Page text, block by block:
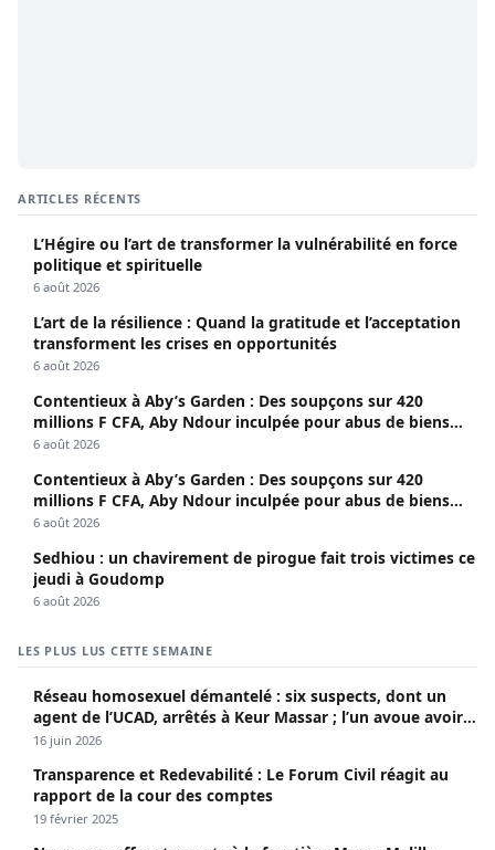
ARTICLES RÉCENTS
L’Hégire ou l’art de transformer la vulnérabilité en force
politique et spirituelle
6 août 2026
L’art de la résilience : Quand la gratitude et l’acceptation
transforment les crises en opportunités
6 août 2026
Contentieux à Aby’s Garden : Des soupçons sur 420
millions F CFA, Aby Ndour inculpée pour abus de biens
sociaux
6 août 2026
Contentieux à Aby’s Garden : Des soupçons sur 420
millions F CFA, Aby Ndour inculpée pour abus de biens
sociaux
6 août 2026
Sedhiou : un chavirement de pirogue fait trois victimes ce
jeudi à Goudomp
6 août 2026
LES PLUS LUS CETTE SEMAINE
Réseau homosexuel démantelé : six suspects, dont un
agent de l’UCAD, arrêtés à Keur Massar ; l’un avoue avoir
propagé le VIH depuis 2018
16 juin 2026
Transparence et Redevabilité : Le Forum Civil réagit au
rapport de la cour des comptes
19 février 2025